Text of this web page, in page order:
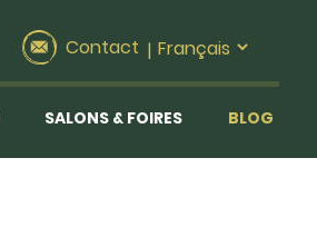
Contact |
SALONS & FOIRES BLOG